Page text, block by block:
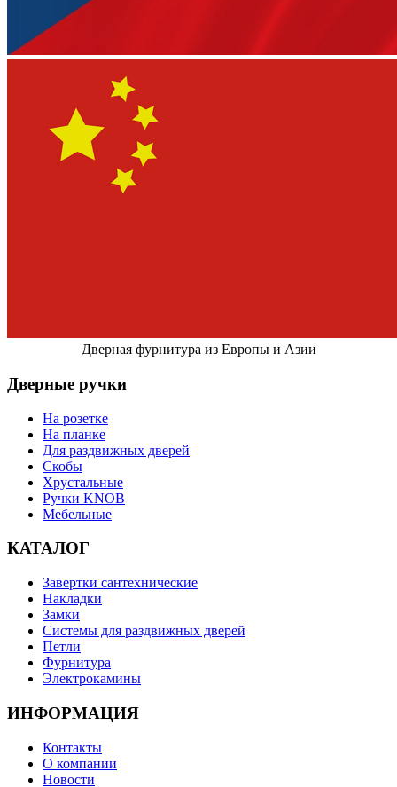
Дверная фурнитура из Европы и Азии
Дверные ручки
На розетке
На планке
Для раздвижных дверей
Скобы
Хрустальные
Ручки KNOB
Мебельные
КАТАЛОГ
Завертки сантехнические
Накладки
Замки
Системы для раздвижных дверей
Петли
Фурнитура
Электрокамины
ИНФОРМАЦИЯ
Контакты
О компании
Новости